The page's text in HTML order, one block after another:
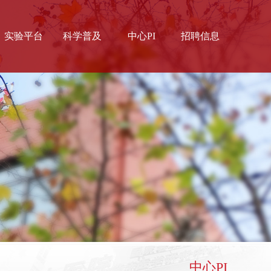
实验平台
中心实验室
枫林实验室
科学普及
科普视频
科普文章
中心PI 招聘信息
中心PI